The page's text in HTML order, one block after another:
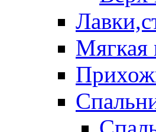
Мягкая